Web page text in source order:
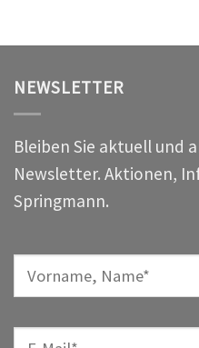
NEWSLETTER
Bleiben Sie aktuell und
Newsletter. Aktionen,
Springmann.